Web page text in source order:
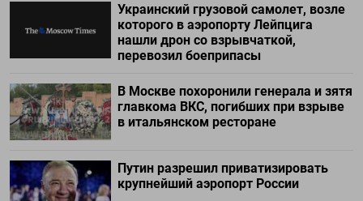
Украинский грузовой самолет, возле
которого в аэропорту Лейпцига
нашли дрон со взрывчаткой,
перевозил боеприпасы
В Москве похоронили генерала и зятя
главкома ВКС, погибших при взрыве
в итальянском ресторане
Путин разрешил приватизировать
крупнейший аэропорт России